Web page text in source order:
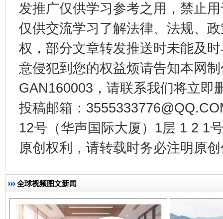
发推广仅供学习参考之用，禁止
仅供交流学习了解法律、法规、
权，部分文章转发推送时未能及
意侵犯到您的权益烦请告知本网
GAN160003，请联系我们将立即
投稿邮箱：
12号（华声国际大厦）1层 1 2 1
原创权利，请转载时务必注明原
全球视频图文新闻
千年窑火 生生不息 一